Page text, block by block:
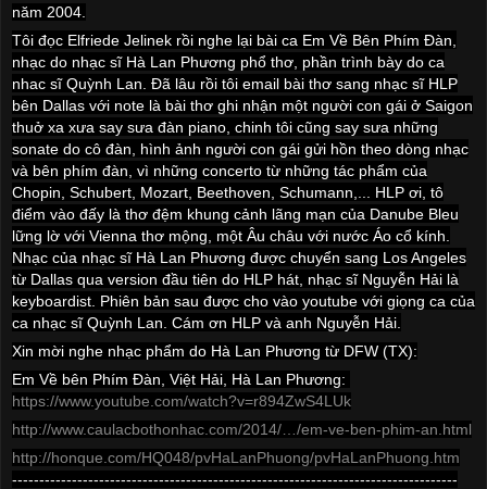
năm 2004.
Tôi đọc Elfriede Jelinek rồi nghe lại bài ca Em Về Bên Phím Đàn,
nhạc do nhạc sĩ Hà Lan Phương phổ thơ, phần trình bày do ca
nhac sĩ Quỳnh Lan. Đã lâu rồi tôi email bài thơ sang nhạc sĩ HLP
bên Dallas với note là bài thơ ghi nhận một người con gái ở Saigon
thuở xa xưa say sưa đàn piano, chinh tôi cũng say sưa những
sonate do cô đàn, hình ảnh người con gái gửi hồn theo dòng nhạc
và bên phím đàn, vì những concerto từ những tác phẩm của
Chopin, Schubert, Mozart, Beethoven, Schumann,... HLP ơi, tô
điểm vào đấy là thơ đệm khung cảnh lãng mạn của Danube Bleu
lững lờ với Vienna thơ mộng, một Âu châu với nước Áo cổ kính.
Nhạc của nhạc sĩ Hà Lan Phương được chuyển sang Los Angeles
từ Dallas qua version đầu tiên do HLP hát, nhạc sĩ Nguyễn Hải là
keyboardist. Phiên bản sau được cho vào youtube với giọng ca của
ca nhạc sĩ Quỳnh Lan. Cám ơn HLP và anh Nguyễn Hải.
Xin mời nghe nhạc phẩm do Hà Lan Phương từ DFW (TX):
Em Về bên Phím Đàn, Việt Hải, Hà Lan Phương:
https://www.youtube.com/watch?v=r894ZwS4LUk
http://www.caulacbothonhac.com/2014/…/em-ve-ben-phim-an.html
http://honque.com/HQ048/pvHaLanPhuong/pvHaLanPhuong.htm
----------------------------------------------------------------------------------